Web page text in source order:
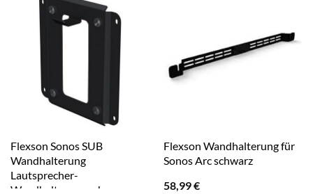
Flexson Sonos SUB
Wandhalterung
Lautsprecher-
Wandhalterung schwarz
Flexson Wandhalterung für
Sonos Arc schwarz
58,99€